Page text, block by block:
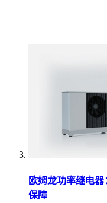
欧姆龙功率继电
保障